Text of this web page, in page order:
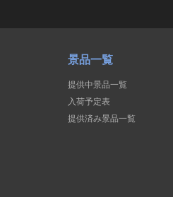
景品一覧
提供中景品一覧
入荷予定表
提供済み景品一覧